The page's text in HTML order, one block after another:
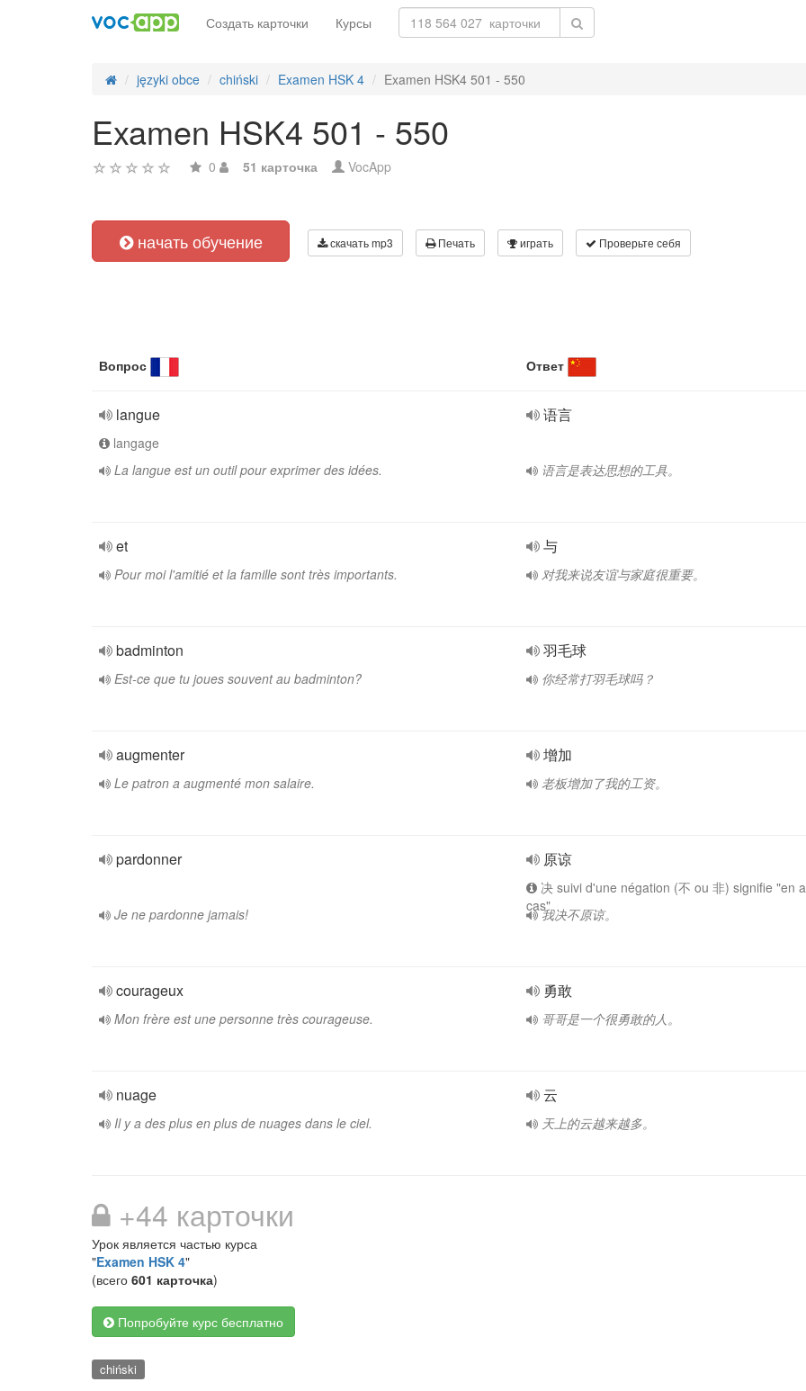
Создать карточки Курсы
języki obce chiński Examen HSK 4 Examen HSK4 501 - 550
Examen HSK4 501 - 550
0 51 карточка VocApp
начать обучение скачать mp3 Печать играть Проверьте себя
Вопрос Ответ
langue
langage
La langue est un outil pour exprimer des idées.
语言
语言是表达思想的工具。
et
Pour moi l'amitié et la famille sont très importants.
与
对我来说友谊与家庭很重要。
badminton
Est-ce que tu joues souvent au badminton?
羽毛球
你经常打羽毛球吗？
augmenter
Le patron a augmenté mon salaire.
增加
老板增加了我的工资。
pardonner
Je ne pardonne jamais!
原谅
决 suivi d'une négation (不 ou 非) signifie "en
cas"我决不原谅。
courageux
Mon frère est une personne très courageuse.
勇敢
哥哥是一个很勇敢的人。
nuage
Il y a des plus en plus de nuages dans le ciel.
云
天上的云越来越多。
+44 карточки
Урок является частью курса
"Examen HSK 4"
(всего 601 карточка)
Попробуйте курс бесплатно
chiński